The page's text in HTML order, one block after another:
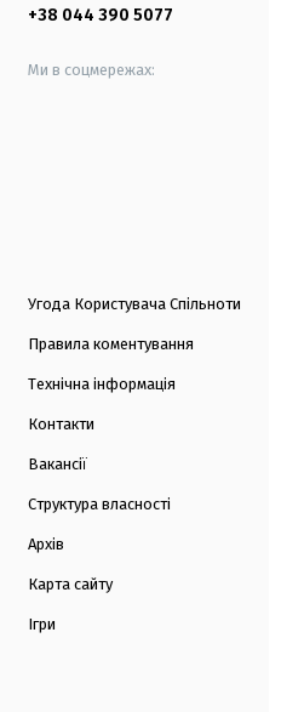
+38 044 390 5077
Ми в соцмережах:
Угода Користувача Спільноти
Правила коментування
Технічна інформація
Контакти
Вакансії
Структура власності
Архів
Карта сайту
Ігри